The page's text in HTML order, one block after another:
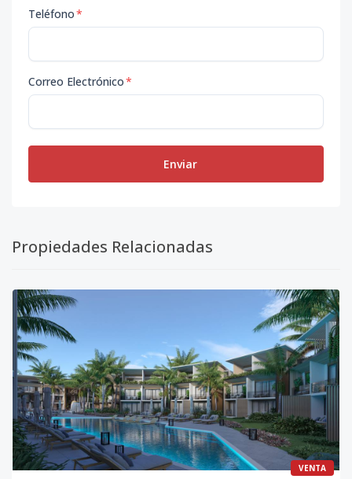
Teléfono*
Correo Electrónico*
Enviar
Propiedades Relacionadas
VENTA